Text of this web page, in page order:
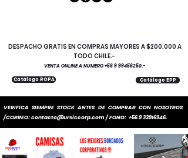
VERIFICA SIEMPRE STOCK ANTES DE COMPRAR CON NOSOTROS
/CORREO:contacto@ursiccorp.com/ FONO: +56 9 33916946.
Catálogo EPP
Catálogo ROPA
DESPACHO GRATIS EN COMPRAS MAYORES A $200.000 A
TODO CHILE.-
VENTA ONLINE A NUMERO+56 9 99456250.-